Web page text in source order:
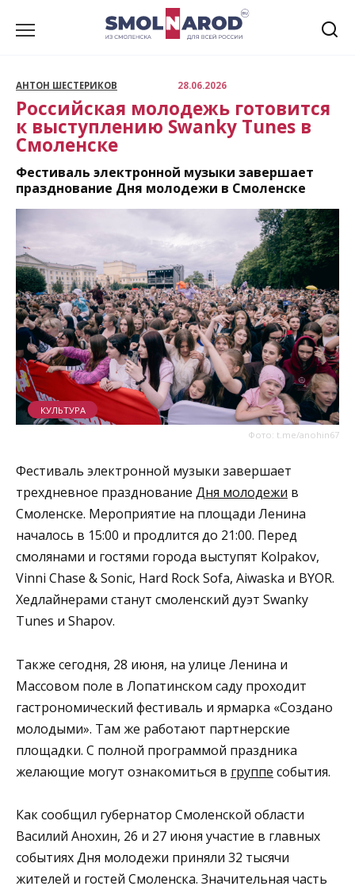
АНТОН ШЕСТЕРИКОВ 28.06.2026
Российская молодежь готовится
к выступлению Swanky Tunes в
Смоленске
Фестиваль электронной музыки завершает
празднование Дня молодежи в Смоленске
Фото: t.me/anohin67
КУЛЬТУРА
Фестиваль электронной музыки завершает
трехдневное празднование Дня молодежи в
Смоленске. Мероприятие на площади Ленина
началось в 15:00 и продлится до 21:00. Перед
смолянами и гостями города выступят Kolpakov,
Vinni Chase & Sonic, Hard Rock Sofa, Aiwaska и BYOR.
Хедлайнерами станут смоленский дуэт Swanky
Tunes и Shapov.
Также сегодня, 28 июня, на улице Ленина и
Массовом поле в Лопатинском саду проходит
гастрономический фестиваль и ярмарка «Создано
молодыми». Там же работают партнерские
площадки. С полной программой праздника
желающие могут ознакомиться в группе события.
Как сообщил губернатор Смоленской области
Василий Анохин, 26 и 27 июня участие в главных
событиях Дня молодежи приняли 32 тысячи
жителей и гостей Смоленска. Значительная часть